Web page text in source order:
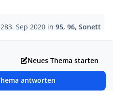
3. Sep 2020 in95, 96, Sonett
Neues Thema starten
antworten